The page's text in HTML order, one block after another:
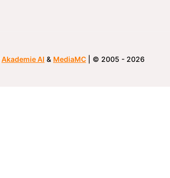
Akademie AI & MediaMC | © 2005 - 2026